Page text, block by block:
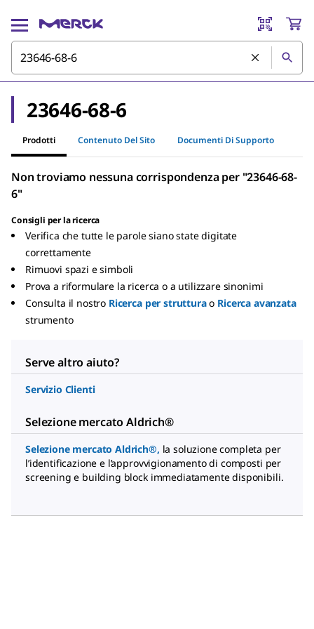
23646-68-6
Prodotti Contenuto Del Sito Documenti Di Supporto
Non troviamo nessuna corrispondenza per "23646-68-
6"
Consigli per la ricerca
Verifica che tutte le parole siano state digitate
correttamente
Rimuovi spazi e simboli
Prova a riformulare la ricerca o a utilizzare sinonimi
Consulta il nostro Ricerca per struttura o Ricerca avanzata
strumento
Serve altro aiuto?
Servizio Clienti
Selezione mercato Aldrich®
Selezione mercato Aldrich®, la soluzione completa per
l’identificazione e l’approvvigionamento di composti per
screening e building block immediatamente disponibili.